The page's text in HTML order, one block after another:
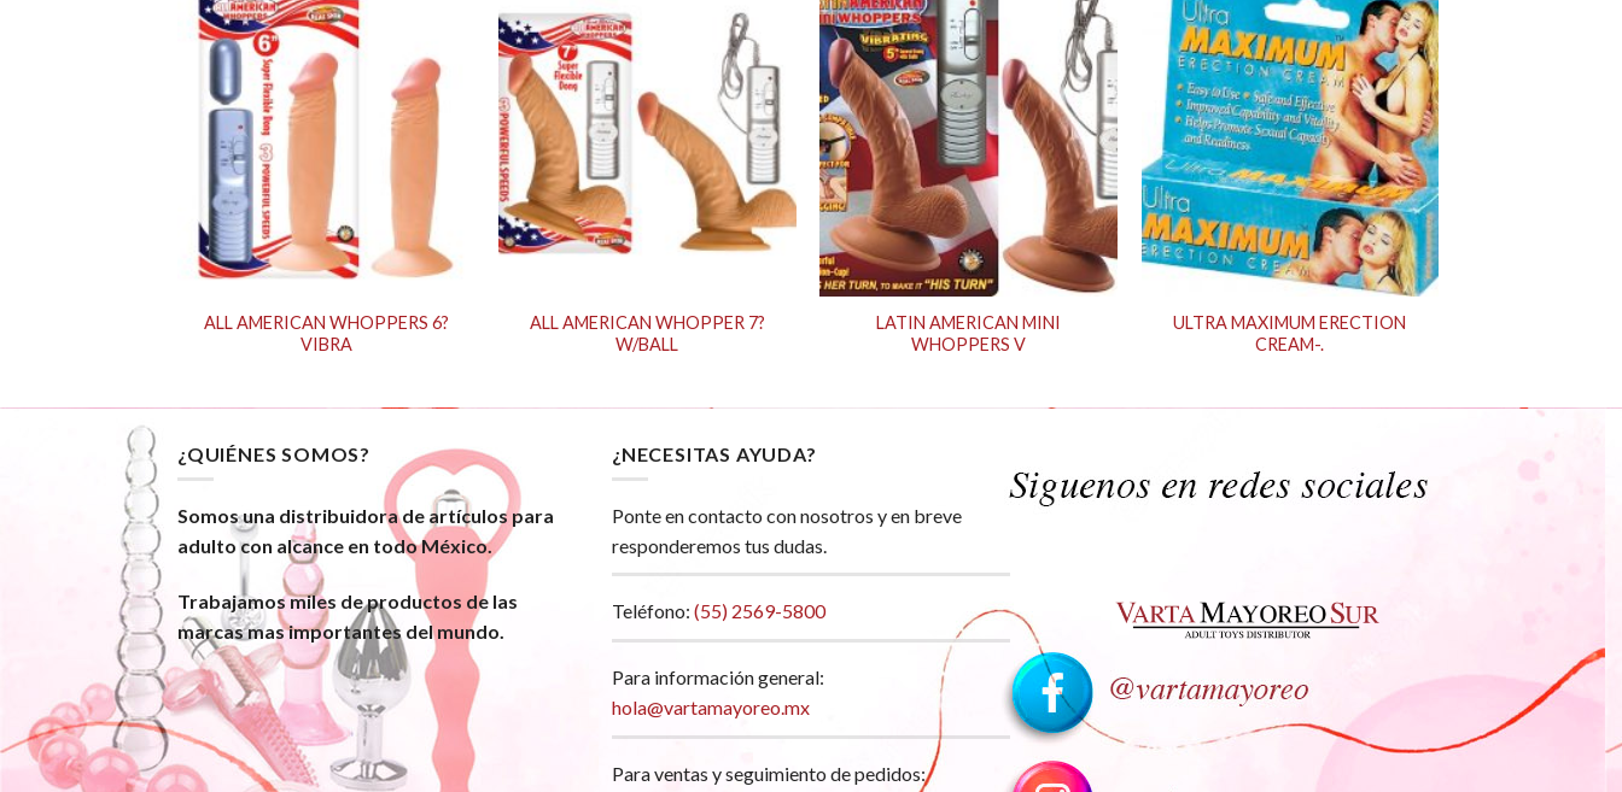
ALL AMERICAN WHOPPERS 6?
VIBRA
ALL AMERICAN WHOPPER 7?
W/BALL
LATIN AMERICAN MINI
WHOPPERS V
ULTRA MAXIMUM ERECTION
CREAM-.
¿QUIÉNES SOMOS?
Somos una distribuidora de artículos para
adulto con alcance en todo México.
Trabajamos miles de productos de las
marcas mas importantes del mundo.
¿NECESITAS AYUDA?
Ponte en contacto con nosotros y en breve
responderemos tus dudas.
Teléfono: (55) 2569-5800
Para información general:
hola@vartamayoreo.mx
Para ventas y seguimiento de pedidos: